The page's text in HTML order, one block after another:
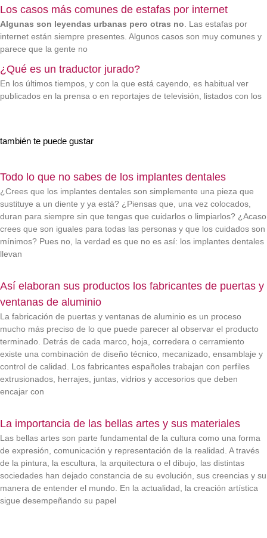
Los casos más comunes de estafas por internet
Algunas son leyendas urbanas pero otras no . Las estafas por
internet están siempre presentes. Algunos casos son muy comunes y
parece que la gente no
¿Qué es un traductor jurado?
En los últimos tiempos, y con la que está cayendo, es habitual ver
publicados en la prensa o en reportajes de televisión, listados con los
también te puede gustar
Todo lo que no sabes de los implantes dentales
¿Crees que los implantes dentales son simplemente una pieza que
sustituye a un diente y ya está? ¿Piensas que, una vez colocados,
duran para siempre sin que tengas que cuidarlos o limpiarlos? ¿Acaso
crees que son iguales para todas las personas y que los cuidados son
mínimos? Pues no, la verdad es que no es así: los implantes dentales
llevan
Así elaboran sus productos los fabricantes de puertas y
ventanas de aluminio
La fabricación de puertas y ventanas de aluminio es un proceso
mucho más preciso de lo que puede parecer al observar el producto
terminado. Detrás de cada marco, hoja, corredera o cerramiento
existe una combinación de diseño técnico, mecanizado, ensamblaje y
control de calidad. Los fabricantes españoles trabajan con perfiles
extrusionados, herrajes, juntas, vidrios y accesorios que deben
encajar con
La importancia de las bellas artes y sus materiales
Las bellas artes son parte fundamental de la cultura como una forma
de expresión, comunicación y representación de la realidad. A través
de la pintura, la escultura, la arquitectura o el dibujo, las distintas
sociedades han dejado constancia de su evolución, sus creencias y su
manera de entender el mundo. En la actualidad, la creación artística
sigue desempeñando su papel